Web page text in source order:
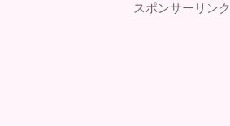
スポンサーリンク